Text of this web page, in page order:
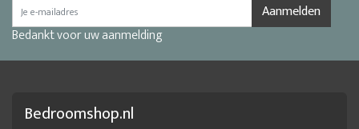
Aanmelden
Bedankt voor uw aanmelding
Bedroomshop.nl